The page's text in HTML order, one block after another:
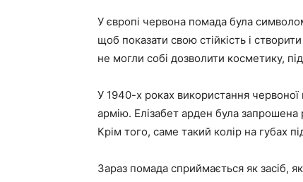
У європі червона помада була
щоб показати свою стійкість і
не могли собі дозволити косметику,
У 1940-х роках використання
армію. Елізабет арден була запрошена
Крім того, саме такий колір на губах
Зараз помада сприймається як засіб,